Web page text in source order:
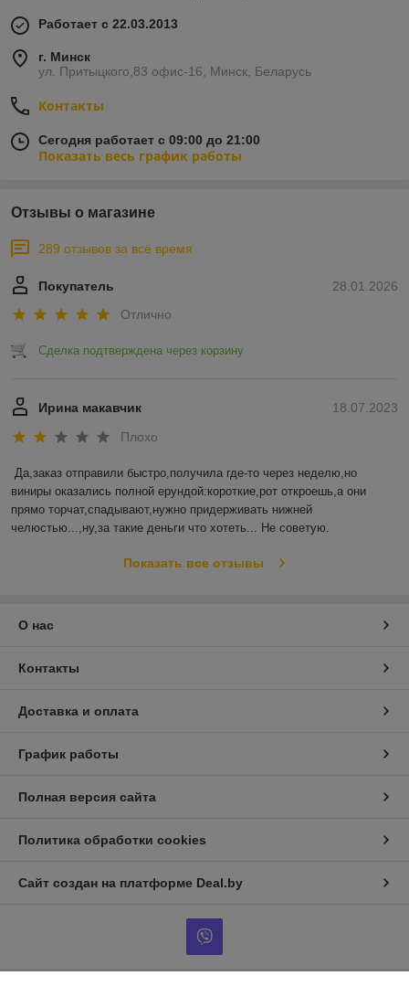
Работает с 22.03.2013
г. Минск
ул. Притыцкого,83 офис-16, Минск, Беларусь
Контакты
Сегодня работает с 09:00 до 21:00
Показать весь график работы
Отзывы о магазине
289 отзывов за всё время
28.01.2026
Покупатель
Отлично
Сделка подтверждена через корзину
18.07.2023
Ирина макавчик
Плохо
Да,заказ отправили быстро,получила где-то через неделю,но
виниры оказались полной ерундой:короткие,рот откроешь,а они
прямо торчат,спадывают,нужно придерживать нижней
челюстью...,ну,за такие деньги что хотеть... Не советую.
Показать все отзывы
О нас
Контакты
Доставка и оплата
График работы
Полная версия сайта
Политика обработки cookies
Сайт создан на платформе Deal.by